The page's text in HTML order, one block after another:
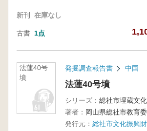
新刊 在庫なし
古書 1点
法蓮40号
墳
発掘調査報告書 中国
法蓮40号墳
シリーズ： 総社市埋蔵文
著者： 岡山県総社市教育
発行元： 総社市文化振興